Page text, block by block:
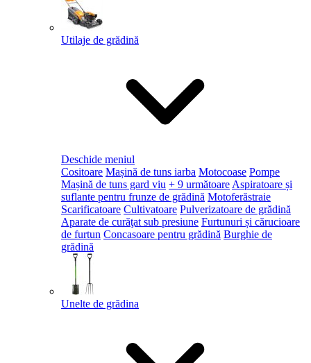
Utilaje de grădină
Deschide meniul
Cositoare Mașină de tuns iarba Motocoase Pompe
Mașină de tuns gard viu + 9 următoare Aspiratoare și
suflante pentru frunze de grădină Motoferăstraie
Scarificatoare Cultivatoare Pulverizatoare de grădină
Aparate de curăţat sub presiune Furtunuri și cărucioare
de furtun Concasoare pentru grădină Burghie de
grădină
Unelte de grădina